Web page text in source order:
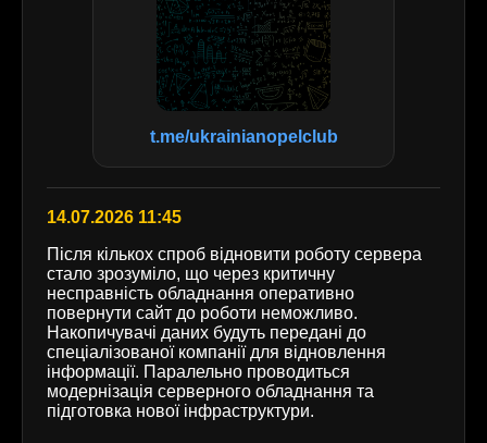
t.me/ukrainianopelclub
14.07.2026 11:45
Після кількох спроб відновити роботу сервера
стало зрозуміло, що через критичну
несправність обладнання оперативно
повернути сайт до роботи неможливо.
Накопичувачі даних будуть передані до
спеціалізованої компанії для відновлення
інформації. Паралельно проводиться
модернізація серверного обладнання та
підготовка нової інфраструктури.